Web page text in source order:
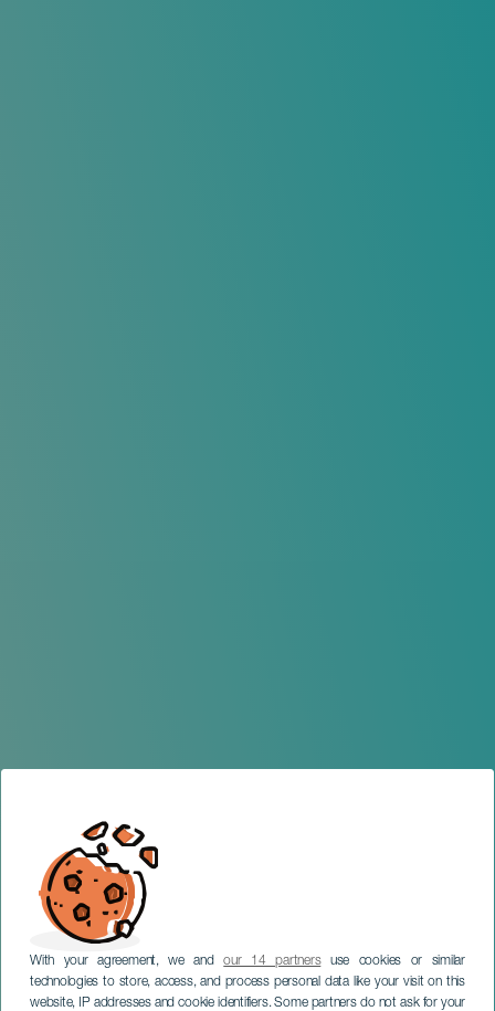
With your agreement, we andour 14 partnersuse cookies or similar
technologies to store, access, and process personal data like your visit on this
website, IP addresses and cookie identifiers. Some partners do not ask for your